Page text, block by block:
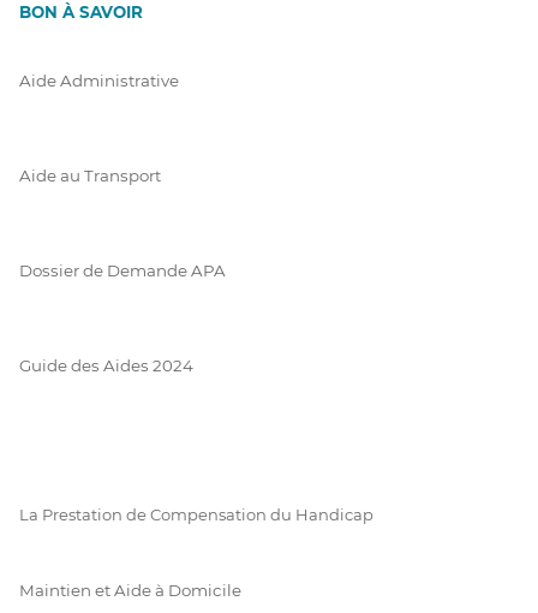
BON À SAVOIR
Aide Administrative
Aide au Transport
Dossier de Demande APA
Guide des Aides 2024
La Prestation de Compensation du Handicap
Maintien et Aide à Domicile